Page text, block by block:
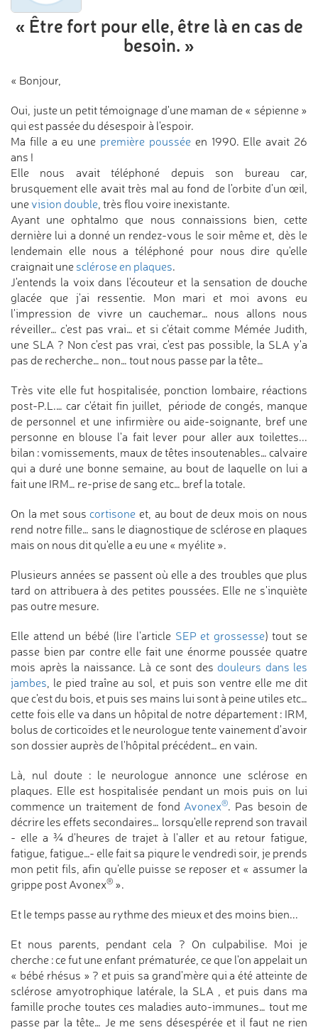
« Être fort pour elle, être là en cas de
besoin. »
« Bonjour,
Oui, juste un petit témoignage d'une maman de « sépienne »
qui est passée du désespoir à l'espoir.
Ma fille a eu une première pousséeen 1990. Elle avait 26
ans !
Elle nous avait téléphoné depuis son bureau car,
brusquement elle avait très mal au fond de l'orbite d'un œil,
unevision double, très flou voire inexistante.
Ayant une ophtalmo que nous connaissions bien, cette
dernière lui a donné un rendez-vous le soir même et, dès le
lendemain elle nous a téléphoné pour nous dire qu'elle
craignait une sclérose en plaques.
J'entends la voix dans l'écouteur et la sensation de douche
glacée que j'ai ressentie. Mon mari et moi avons eu
l'impression de vivre un cauchemar… nous allons nous
réveiller… c'est pas vrai… et si c'était comme Mémée Judith,
une SLA ? Non c'est pas vrai, c'est pas possible, la SLA y'a
pas de recherche… non… tout nous passe par la tête…
Très vite elle fut hospitalisée, ponction lombaire, réactions
post-P.L.… car c'était fin juillet, période de congés, manque
de personnel et une infirmière ou aide-soignante, bref une
personne en blouse l'a fait lever pour aller aux toilettes...
bilan : vomissements, maux de têtes insoutenables… calvaire
qui a duré une bonne semaine, au bout de laquelle on lui a
fait une IRM… re-prise de sang etc… bref la totale.
On la met souscortisone et, au bout de deux mois on nous
rend notre fille… sans le diagnostique de sclérose en plaques
mais on nous dit qu'elle a eu une « myélite ».
Plusieurs années se passent où elle a des troubles que plus
tard on attribuera à des petites poussées. Elle ne s'inquiète
pas outre mesure.
Elle attend un bébé (lire l'article SEP et grossesse) tout se
passe bien par contre elle fait une énorme poussée quatre
mois après la naissance. Là ce sont des douleurs dans les
jambes, le pied traîne au sol, et puis son ventre elle me dit
que c'est du bois, et puis ses mains lui sont à peine utiles etc…
cette fois elle va dans un hôpital de notre département : IRM,
bolus de corticoïdes et le neurologue tente vainement d'avoir
son dossier auprès de l'hôpital précédent… en vain.
Là, nul doute : le neurologue annonce une sclérose en
plaques. Elle est hospitalisée pendant un mois puis on lui
commence un traitement de fondAvonex®. Pas besoin de
décrire les effets secondaires… lorsqu'elle reprend son travail
- elle a ¾ d'heures de trajet à l'aller et au retour fatigue,
fatigue, fatigue…- elle fait sa piqure le vendredi soir, je prends
mon petit fils, afin qu'elle puisse se reposer et « assumer la
grippe post Avonex® ».
Et le temps passe au rythme des mieux et des moins bien...
Et nous parents, pendant cela ? On culpabilise. Moi je
cherche : ce fut une enfant prématurée, ce que l'on appelait un
« bébé rhésus » ? et puis sa grand'mère qui a été atteinte de
sclérose amyotrophique latérale, la SLA , et puis dans ma
famille proche toutes ces maladies auto-immunes… tout me
passe par la tête… Je me sens désespérée et il faut ne rien